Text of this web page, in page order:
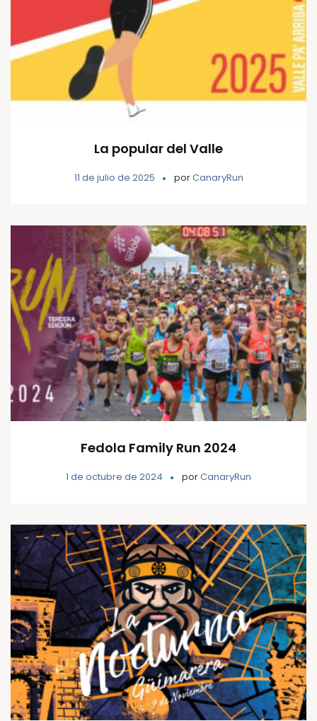
La popular del Valle
11 de julio de 2025 porCanaryRun
Fedola Family Run 2024
1 de octubre de 2024 porCanaryRun